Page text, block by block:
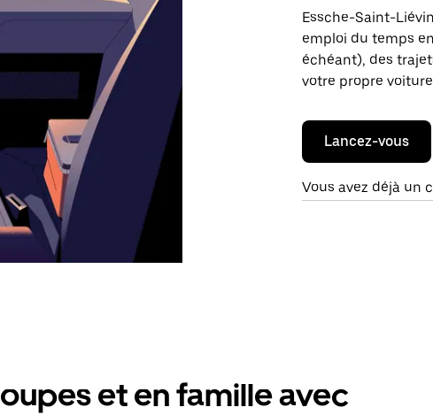
Essche-Saint-
emploi du temps
échéant), des
votre propre
Lancez-vous
Vous avez déjà un
et en famille avec